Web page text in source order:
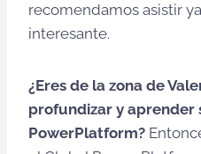
recomendamos asistir
interesante.
¿Eres de la zona de
profundizar y aprender
PowerPlatform?